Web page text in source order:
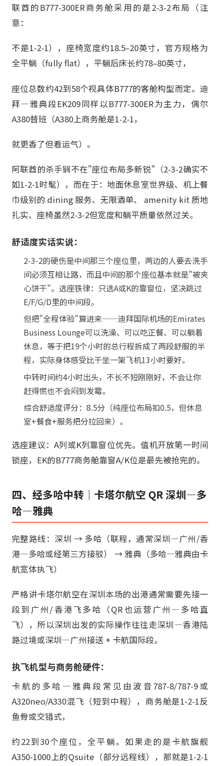
联酋的B777-300ER商务舱采用的是2-3-2布局（注
意：
不是1-2-1），座椅宽度约18.5–20英寸，官方规格为
全平躺（fully flat），平躺后床长约78–80英寸，
座位总数约42到58个视具体B777的客舱构型而定。迪
拜—雅典段EK209同样以B777-300ER为主力，偶尔
A380替班（A380上商务舱是1-2-1，
就更香了但看运气）。
阿联酋的杀手锏不在"座位布局多新锐"（2-3-2确实不
如1-2-1时髦），而在于：地面休息室世界级、机上餐
巾级别的 dining 服务、无限酒单、 amenity kit 质地
扎实、座椅虽然2-3-2但宽度和躺平质量依然过关。
舒适度实话实说：
2-3-2的硬伤是中间那三个座位里，两边的人要去洗手
间必须互相让路，而且中间的那个座位基本就是"被夹
心饼干"。选座铁律：只选A或K的靠窗位，坚决跳过
E/F/G/D里的中间段。
但把"全程体验"算进来——迪拜国际机场的Emirates
Business Lounge可以洗澡、可以吃正餐、可以躺着
休息，等于把19个小时的总行程拆成了两段舒服的半
程，实际身体感受比干坐一架飞机13小时要好。
中转时间约4小时出头，不长不短刚刚好，不会让你
赶得慌也不会闷到发霉。
综合舒适度评分：8.5分（纯座位布局扣0.5，但休息
室+餐食+服务把分拉回来）。
选座建议：A列或K列靠窗位优先。值机开放第一时间
锁座，EK的B777商务舱靠窗A/K位是最先被抢完的。
四、经多哈中转｜卡塔尔航空 QR 深圳—多
哈—雅典
完整路线：深圳 → 多哈（联程，通常深圳—广州/香
港—多哈或经第三方接驳） → 雅典（多哈—雅典由卡
航宽体执飞）
严格讲卡塔尔航空在深圳本场的出港通常需要先接一
段到广州/香港飞多哈（QR也运营广州—多哈直
飞），所以深圳出发的实际操作往往走深圳—香港陆
路过境或深圳—广州接送 + 卡航国际段。
执飞机型与商务舱硬件：
卡航的多哈—雅典段常见由波音787-8/787-9或
A320neo/A330混飞（短到中程），商务舱是1-2-1反
鱼骨或交错式，
约22到30个座位，全平躺。如果走的是卡航旗舰
A350-1000上的Qsuite（部分远程线），那就是1-2-1